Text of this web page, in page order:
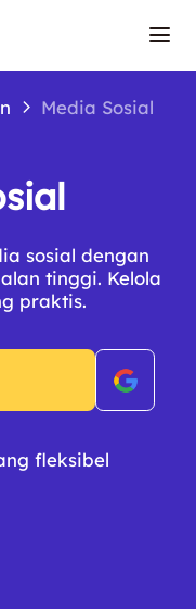
Media Sosial
sosial dengan
tinggi. Kelola
praktis.
fleksibel